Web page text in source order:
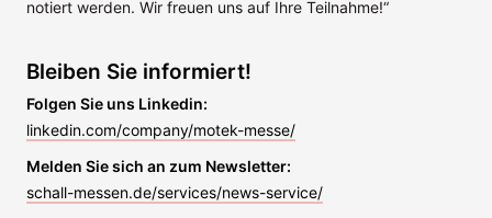
notiert werden. Wir freuen uns auf Ihre Teilnahme!“
Bleiben Sie informiert!
Folgen Sie uns Linkedin:
linkedin.com/company/motek-messe/
Melden Sie sich an zum Newsletter:
schall-messen.de/services/news-service/